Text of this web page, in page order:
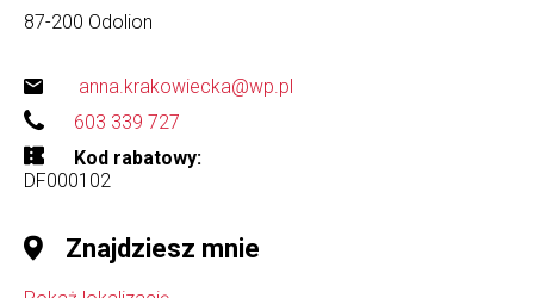
87-200 Odolion
anna.krakowiecka@wp.pl
603 339 727
Kod rabatowy
DF000102
Znajdziesz mnie